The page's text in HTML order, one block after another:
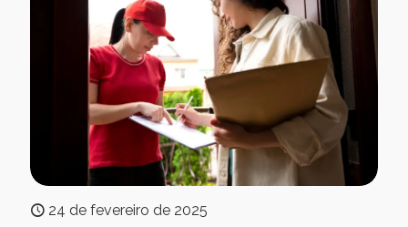
24 de fevereiro de 2025